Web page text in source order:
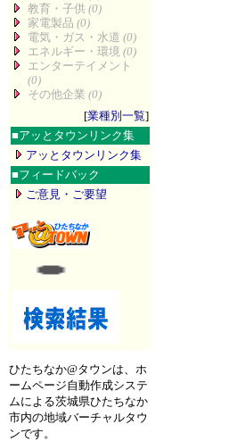
教育・子供 (0)
家電製品 (0)
電気・ガス・水道 (0)
エネルギー・環境 (0)
エンターテイメント
(0)
その他企業 (0)
[業種別一覧]
■アッとタウンリンク集
アッとタウンリンク集
■フィードバック
ご意見・ご要望
ひたちなか@タウンは、ホ
ームページ自動作成システ
ムによる茨城県ひたちなか
市内の地域バーチャルタウ
ンです。